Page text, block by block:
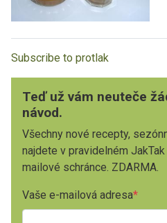
Subscribe to protlak
Teď už vám neuteče
návod.
Všechny nové recepty,
najdete v pravidelném
mailové schránce. ZDARMA.
Vaše e-mailová adresa